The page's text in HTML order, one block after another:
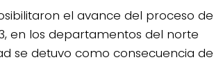
el avance del proceso de
en los departamentos del norte
se detuvo como consecuencia de